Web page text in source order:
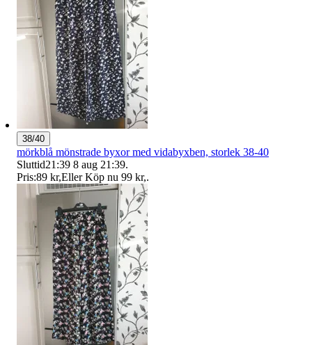
38/40
mörkblå mönstrade byxor med vidabyxben, storlek 38-40
Sluttid21:39 8 aug 21:39.
Pris:89 kr,Eller Köp nu 99 kr,.